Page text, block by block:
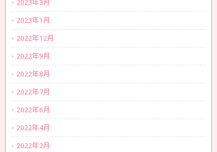
2023年3月
2023年1月
2022年12月
2022年9月
2022年8月
2022年7月
2022年6月
2022年4月
2022年2月